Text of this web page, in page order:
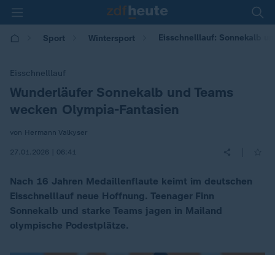
Sport Wintersport Eisschnelllauf: Sonnekalb
Eisschnelllauf
:
Wunderläufer Sonnekalb und Teams
wecken Olympia-Fantasien
von Hermann Valkyser
27.01.2026 | 06:41
Nach 16 Jahren Medaillenflaute keimt im deutschen
Eisschnelllauf neue Hoffnung. Teenager Finn
Sonnekalb und starke Teams jagen in Mailand
olympische Podestplätze.